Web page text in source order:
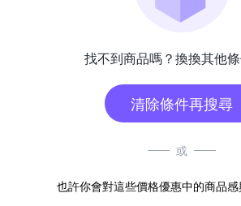
找不到商品嗎？換換其他條
清除條件再搜尋
或
也許你會對這些價格優惠中的商品感